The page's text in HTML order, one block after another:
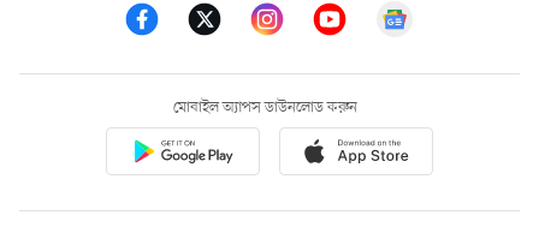
মোবাইল অ্যাপস ডাউনলোড করুন